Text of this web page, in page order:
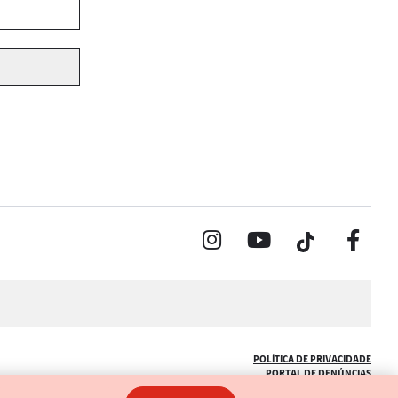
POLÍTICA DE PRIVACIDADE
PORTAL DE DENÚNCIAS
CÓDIGO DE ÉTICA (COLABORADORES)